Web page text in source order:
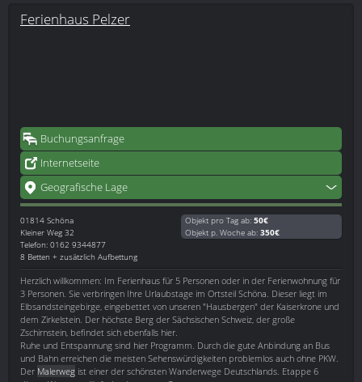
Ferienhaus Pelzer
Buchungsanfrage
Internetseite
Geografische Lage
01814 Schöna
Kleiner Weg 32
Telefon: 0162 9344877
8 Betten + zusätzlich Aufbettung
Objekt pro Tag ab: 50€
Objekt p. Woche ab: 350€
Herzlich willkommen: Im Ferienhaus für 5 Personen oder in der Ferienwohnung für
3 Personen. Sie verbringen Ihre Urlaubstage im Ortsteil Schöna. Dieser liegt im
Elbsandsteingebirge, eingebettet von unseren "Hausbergen" der Kaiserkrone und
dem Zirkelstein. Der höchste Berg der Sächsischen Schweiz, der große
Zschirnstein, befindet sich ebenfalls hier.
Ruhe und Entspannung sind hier Programm. Durch die gute Anbindung an Bus
und Bahn erreichen die meisten Sehenswürdigkeiten problemlos auch ohne PKW.
Der Malerweg ist einer der schönsten Wanderwege Deutschlands. Etappe 6